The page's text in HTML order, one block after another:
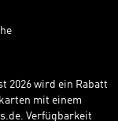
2026 wird ein Rabatt
mit einem
Verfügbarkeit